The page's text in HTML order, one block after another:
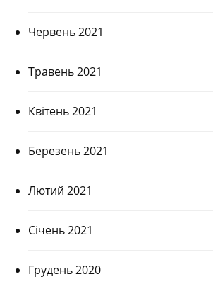
Червень 2021
Травень 2021
Квітень 2021
Березень 2021
Лютий 2021
Січень 2021
Грудень 2020